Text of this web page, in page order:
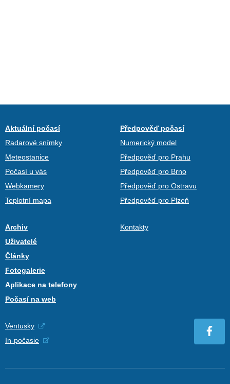
Aktuální počasí
Radarové snímky
Meteostanice
Počasí u vás
Webkamery
Teplotní mapa
Předpověď počasí
Numerický model
Předpověď pro Prahu
Předpověď pro Brno
Předpověď pro Ostravu
Předpověď pro Plzeň
Archiv
Uživatelé
Články
Fotogalerie
Aplikace na telefony
Počasí na web
Kontakty
Ventusky
In-počasie